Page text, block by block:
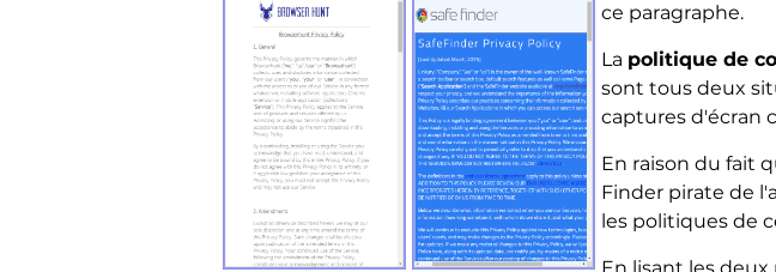
ce paragraphe.
La politique de
sont tous deux
captures d'écran
En raison du fait
Finder pirate de
les politiques de